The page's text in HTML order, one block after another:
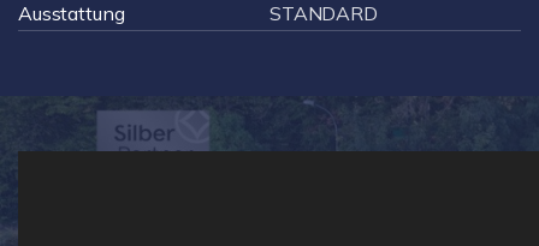
Ausstattung
STANDARD